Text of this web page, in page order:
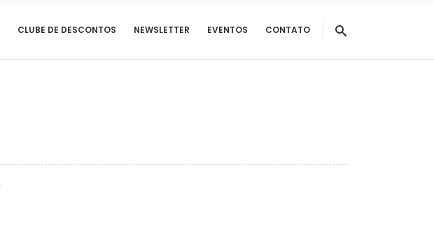
CLUBE DE DESCONTOS NEWSLETTER EVENTOS CONTATO